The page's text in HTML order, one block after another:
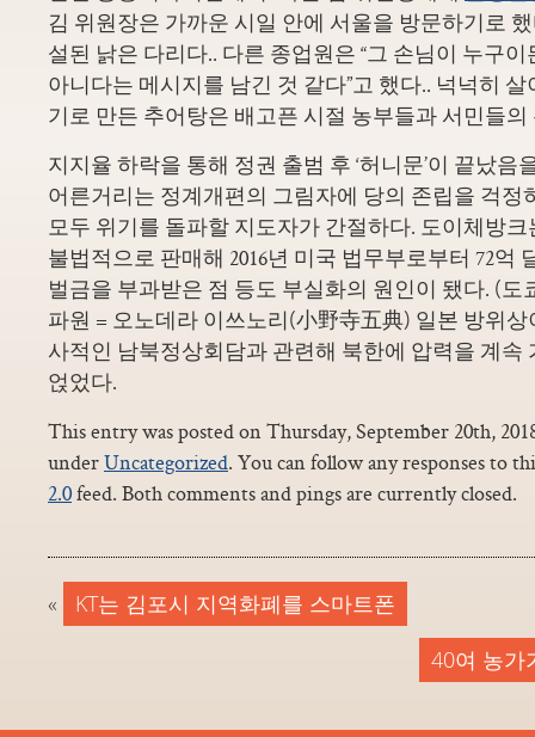
김 위원장은 가까운 시일 안에 서울을 방문하기로 했
설된 낡은 다리다.. 다른 종업원은 “그 손님이 누구
아니다는 메시지를 남긴 것 같다”고 했다.. 넉넉히
기로 만든 추어탕은 배고픈 시절 농부들과 서민들
지지율 하락을 통해 정권 출범 후 ‘허니문’이 끝났음
어른거리는 정계개편의 그림자에 당의 존립을 걱정
모두 위기를 돌파할 지도자가 간절하다. 도이체방
불법적으로 판매해 2016년 미국 법무부로부터 72억
벌금을 부과받은 점 등도 부실화의 원인이 됐다. (도
파원 = 오노데라 이쓰노리(小野寺五典) 일본 방위상
사적인 남북정상회담과 관련해 북한에 압력을 계속
얹었다.
This entry was posted on Thursday, September 20th,
underUncategorized. You can follow any responses to
2.0feed. Both comments and pings are currently closed.
«
KT는 김포시 지역화폐를 스마트폰
40여 농가